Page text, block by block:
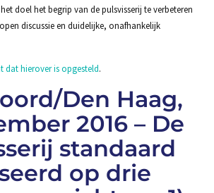
doel het begrip van de pulsvisserij te verbeteren
discussie en duidelijke, onafhankelijk
dat hierover is opgesteld.
Den Haag,
2016 – De
standaard
op drie